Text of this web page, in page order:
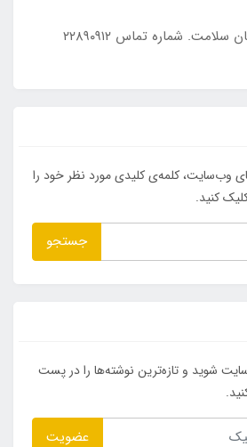
مرکز مشاوره ره‌یافتگان سلامت. شماره تماس ۲۲۸۹۰۹۱۲
وب‌سایت، کلمه‌ی کلیدی مورد نظر خود را
کنید.
جستجو
شوید و تازه‌ترین نوشته‌ها را در پست
عضویت